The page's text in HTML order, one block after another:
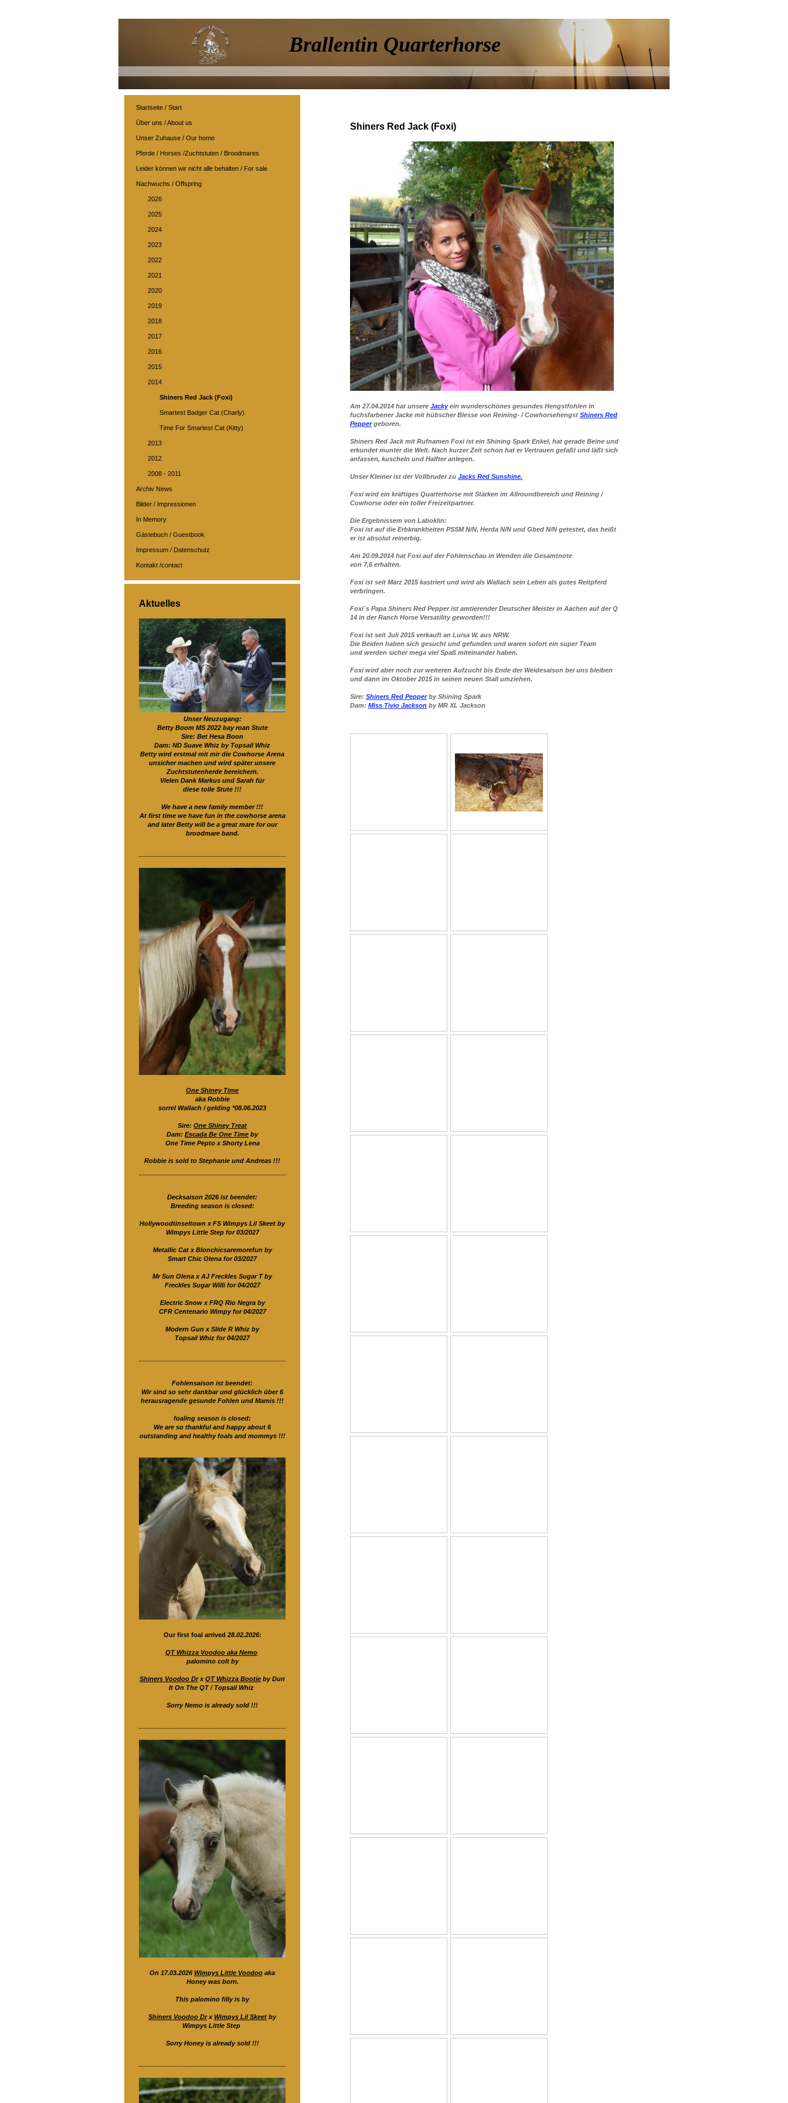
Brallentin Quarterhorse
Startseite / Start
Über uns / About us
Unser Zuhause / Our home
Pferde / Horses /Zuchtstuten / Broodmares
Leider können wir nicht alle behalten / For sale
Nachwuchs / Offspring
2026
2025
2024
2023
2022
2021
2020
2019
2018
2017
2016
2015
2014
Shiners Red Jack (Foxi)
Smartest Badger Cat (Charly)
Time For Smartest Cat (Kitty)
2013
2012
2008 - 2011
Archiv News
Bilder / Impressionen
In Memory
Gästebuch / Guestbook
Impressum / Datenschutz
Kontakt /contact
Aktuelles
Unser Neuzugang:
Betty Boom MS 2022 bay roan Stute
Sire: Bet Hesa Boon
Dam: ND Suave Whiz by Topsail Whiz
Betty wird erstmal mit mir die Cowhorse Arena
unsicher machen und wird später unsere
Zuchtstutenherde bereichern.
Vielen Dank Markus und Sarah für
diese tolle Stute !!!
We have a new family member !!!
At first time we have fun in the cowhorse arena
and later Betty will be a great mare for our
broodmare band.
One Shiney Time
aka Robbie
sorrel Wallach / gelding *08.06.2023
Sire: One Shiney Treat
Dam: Escada Be One Time by
One Time Pepto x Shorty Lena
Robbie is sold to Stephanie und Andreas !!!
Decksaison 2026 ist beendet:
Breeding season is closed:
Hollywoodtinseltown x FS Wimpys Lil Skeet by
Wimpys Little Step for 03/2027
Metallic Cat x Blonchicsaremorefun by
Smart Chic Olena for 03/2027
Mr Sun Olena x AJ Freckles Sugar T by
Freckles Sugar Willi for 04/2027
Electric Snow x FRQ Rio Negra by
CFR Centenario Wimpy for 04/2027
Modern Gun x Slide R Whiz by
Topsail Whiz for 04/2027
Fohlensaison ist beendet:
Wir sind so sehr dankbar und glücklich über 6
herausragende gesunde Fohlen und Mamis !!!
foaling season is closed:
We are so thankful and happy about 6
outstanding and healthy foals and mommys !!!
Our first foal arrived 28.02.2026:
QT Whizza Voodoo aka Nemo
palomino colt by
Shiners Voodoo DrxQT Whizza Bootie by Dun
It On The QT / Topsail Whiz
Sorry Nemo is already sold !!!
On 17.03.2026 Wimpys Little Voodoo aka
Honey was born.
This palomino filly is by
Shiners Voodoo DrxWimpys Lil Skeet by
Wimpys Little Step
Sorry Honey is already sold !!!
Shiners Red Jack (Foxi)
Am 27.04.2014 hat unsere Jackyein wunderschönes gesundes Hengstfohlen in
fuchsfarbener Jacke mit hübscher Blesse von Reining- / Cowhorsehengst Shiners Red
Peppergeboren.
Shiners Red Jack mit Rufnamen Foxi ist ein Shining Spark Enkel, hat gerade Beine und
erkundet munter die Welt. Nach kurzer Zeit schon hat er Vertrauen gefaßt und läßt sich
anfassen, kuscheln und Halfter anlegen.
Unser Kleiner ist der Vollbruder zu Jacks Red Sunshine.
Foxi wird ein kräftiges Quarterhorse mit Stärken im Allroundbereich und Reining /
Cowhorse oder ein toller Freizeitpartner.
Die Ergebnissem von Laboklin:
Foxi ist auf die Erbkrankheiten PSSM N/N, Herda N/N und Gbed N/N getestet, das heißt
er ist absolut reinerbig.
Am 20.09.2014 hat Foxi auf der Fohlenschau in Wenden die Gesamtnote
von 7,6 erhalten.
Foxi ist seit März 2015 kastriert und wird als Wallach sein Leben als gutes Reitpferd
verbringen.
Foxi´s Papa Shiners Red Pepper ist amtierender Deutscher Meister in Aachen auf der Q
14 in der Ranch Horse Versatility geworden!!!
Foxi ist seit Juli 2015 verkauft an Luisa W. aus NRW.
Die Beiden haben sich gesucht und gefunden und waren sofort ein super Team
und werden sicher mega viel Spaß miteinander haben.
Foxi wird aber noch zur weiteren Aufzucht bis Ende der Weidesaison bei uns bleiben
und dann im Oktober 2015 in seinen neuen Stall umziehen.
Sire: Shiners Red Pepperby Shining Spark
Dam: Miss Tivio Jackson by MR XL Jackson